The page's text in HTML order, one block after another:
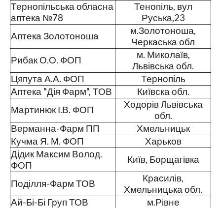
Тернопільська обласна
аптека №78
Тенопіль, вул
Руська,23
Аптека Золотоноша
м.Золотоноша,
Черкаська обл
Рибак О.О. ФОП
м. Миколаїв,
Львівська обл.
Цяпута А.А. ФОП
Тернопіль
Аптека "Дія Фарм", ТОВ
Київска обл.
Мартинюк І.В. ФОП
Ходорів Львівська
обл.
Верманна-Фарм ПП
Хмельницьк
Кучма Я. М. ФОП
Харьков
Дідик Максим Волод.
ФОП
Київ, Борщагівка
Поділля-Фарм ТОВ
Красилів,
Хмельницька обл.
Ай-Бі-Бі Груп ТОВ
м.Рівне